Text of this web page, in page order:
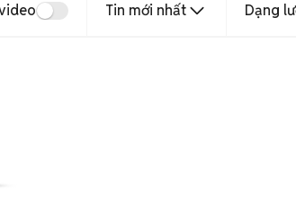
Tin mới nhất Dạng